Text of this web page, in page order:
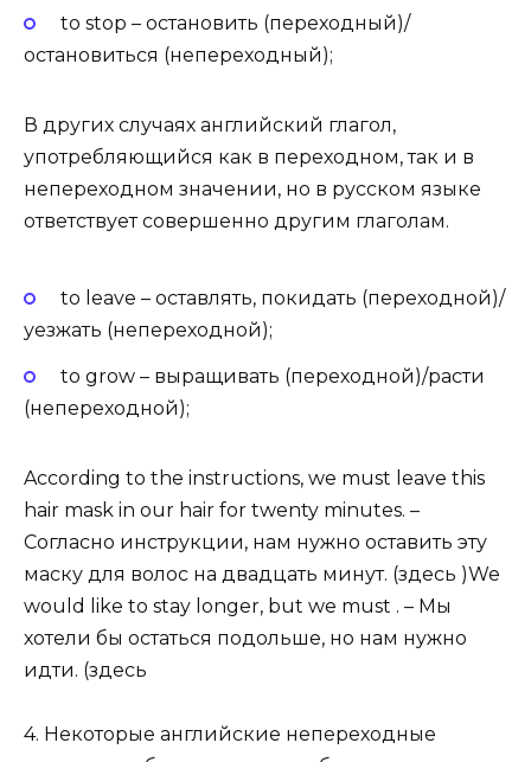
to stop – остановить (переходный)/
остановиться (непереходный);
В других случаях английский глагол,
употребляющийся как в переходном, так и в
непереходном значении, но в русском языке
ответствует совершенно другим глаголам.
to leave – оставлять, покидать (переходной)/
уезжать (непереходной);
to grow – выращивать (переходной)/расти
(непереходной);
According to the instructions, we must leave this
hair mask in our hair for twenty minutes. –
Согласно инструкции, нам нужно оставить эту
маску для волос на двадцать минут. (здесь )We
would like to stay longer, but we must . – Мы
хотели бы остаться подольше, но нам нужно
идти. (здесь
4. Некоторые английские непереходные